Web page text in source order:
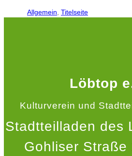
Allgemein Titelseite
Löbtop
Kulturverein und
Stadtteilladen des
Gohliser Straße